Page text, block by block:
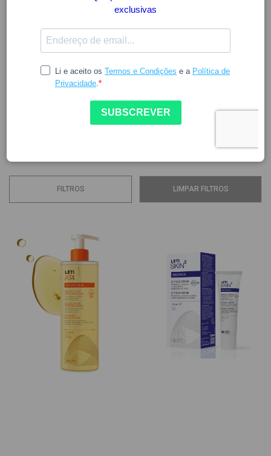
LETI
A LetiPharma é uma expert em setores relacionados com a
satisfazer as necessidades mais específicas da pele,
Com efeito, a marca oferece produtos que garantem
soluções inovadoras para tratar a pele atópica,...
FILTROS LIMPAR FILTROS